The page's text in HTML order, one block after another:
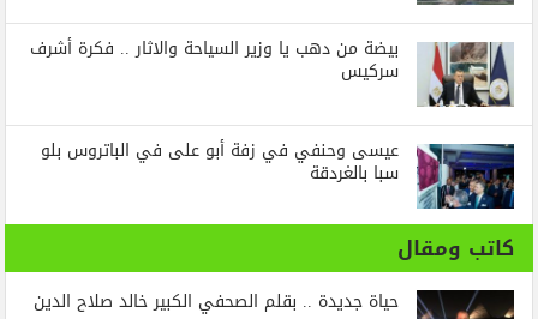
بيضة من دهب يا وزير السياحة والاثار .. فكرة أشرف
سركيس
عيسى وحنفي في زفة أبو على في الباتروس بلو
سبا بالغردقة
كاتب ومقال
حياة جديدة .. بقلم الصحفي الكبير خالد صلاح الدين